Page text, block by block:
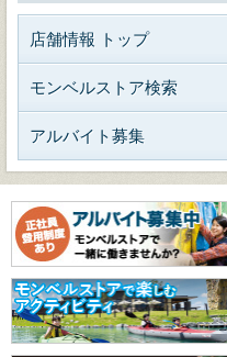
店舗情報 トップ
モンベルストア検索
アルバイト募集